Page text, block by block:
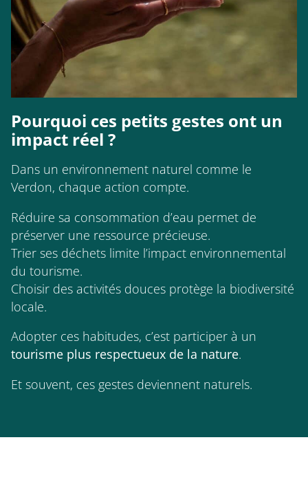
Pourquoi ces petits gestes ont un
impact réel ?
Dans un environnement naturel comme le
Verdon, chaque action compte.
Réduire sa consommation d’eau permet de
préserver une ressource précieuse.
Trier ses déchets limite l’impact environnemental
du tourisme.
Choisir des activités douces protège la biodiversité
locale.
Adopter ces habitudes, c’est participer à un
tourisme plus respectueux de la nature.
Et souvent, ces gestes deviennent naturels.